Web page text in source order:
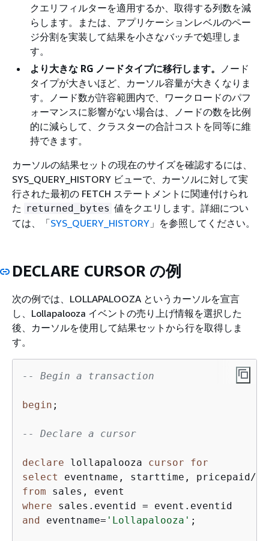
クエリフィルターを適用するか、取得する列数を減
らします。または、アプリケーションレベルのペー
ジ分割を実装して結果を小さなバッチで処理しま
す。
より大きな RG ノードタイプに移行します。
ノード
タイプが大きいほど、カーソル容量が大きくなりま
す。ノード数が許容範囲内で、ワークロードのパフ
ォーマンスに影響がない場合は、ノードの数を比例
的に減らして、クラスターの合計コストを同等に維
持できます。
カーソルの結果セットの現在のサイズを確認するには、
SYS_QUERY_HISTORY ビューで、カーソルに対して実
行された最初の FETCH ステートメントに関連付けられ
た returned_bytes 値をクエリします。詳細につい
ては、「SYS_QUERY_HISTORY 」を参照してください。
DECLARE CURSOR の例
次の例では、LOLLAPALOOZA というカーソルを宣言
し、Lollapalooza イベントの売り上げ情報を選択した
後、カーソルを使用して結果セットから行を取得しま
す。
-- Begin a transaction
begin ;
-- Declare a cursor
declare lollapalooza cursor
for
select
eventname, starttime, pricepaid /
from
where sales.eventid =
and
eventname= 'Lollapalooza' ;